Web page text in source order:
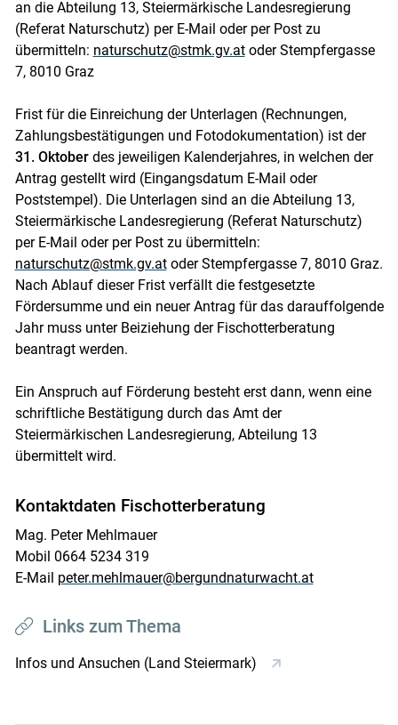
an die Abteilung 13, Steiermärkische Landesregierung
(Referat Naturschutz) per E-Mail oder per Post zu
übermitteln: naturschutz@stmk.gv.atoder Stempfergasse
7, 8010 Graz
Frist für die Einreichung der Unterlagen (Rechnungen,
Zahlungsbestätigungen und Fotodokumentation) ist der
31. Oktober des jeweiligen Kalenderjahres, in welchen der
Antrag gestellt wird (Eingangsdatum E-Mail oder
Poststempel). Die Unterlagen sind an die Abteilung 13,
Steiermärkische Landesregierung (Referat Naturschutz)
per E-Mail oder per Post zu übermitteln:
naturschutz@stmk.gv.atoder Stempfergasse 7, 8010 Graz.
Nach Ablauf dieser Frist verfällt die festgesetzte
Fördersumme und ein neuer Antrag für das darauffolgende
Jahr muss unter Beiziehung der Fischotterberatung
beantragt werden.
Ein Anspruch auf Förderung besteht erst dann, wenn eine
schriftliche Bestätigung durch das Amt der
Steiermärkischen Landesregierung, Abteilung 13
übermittelt wird.
Kontaktdaten Fischotterberatung
Mag. Peter Mehlmauer
Mobil 0664 5234 319
E-Mail peter.mehlmauer@bergundnaturwacht.at
Links zum Thema
Infos und Ansuchen (Land Steiermark)